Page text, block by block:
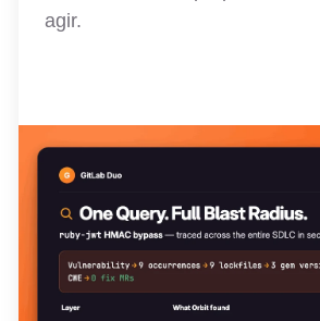
agir.